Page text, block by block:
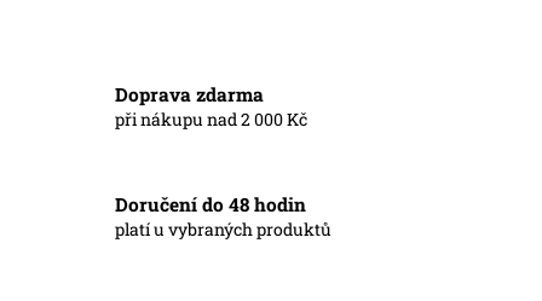
Doprava zdarma
při nákupu nad 2 000 Kč
Doručení do 48 hodin
platí u vybraných produktů